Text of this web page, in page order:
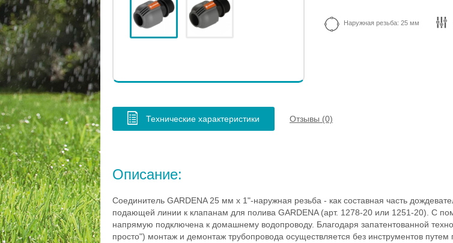
Наружная резьба: 25 мм
Технические характеристики Отзывы (0)
Описание:
Соединитель GARDENA 25 мм x 1"-наружная резьба - как составная часть
подающей линии к клапанам для полива GARDENA (арт. 1278-20 или 1251-20). С
напрямую подключена к домашнему водопроводу. Благодаря запатентованной
просто") монтаж и демонтаж трубопровода осуществляется без инструментов